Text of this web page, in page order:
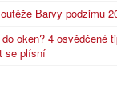
Barvy podzimu
oken? 4 osvědčené
se plísní